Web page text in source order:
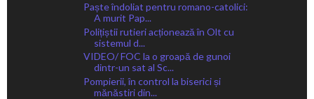
Paște îndoliat pentru romano-catolici:
A murit Pap...
Polițiștii rutieri acționează în Olt cu
sistemul d...
VIDEO/ FOC la o groapă de gunoi
dintr-un sat al Sc...
Pompierii, în control la biserici și
mănăstiri din...